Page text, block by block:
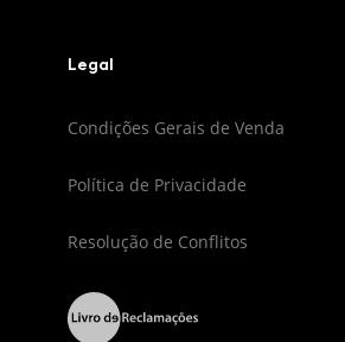
Legal
Condições Gerais de Venda
Política de Privacidade
Resolução de Conflitos